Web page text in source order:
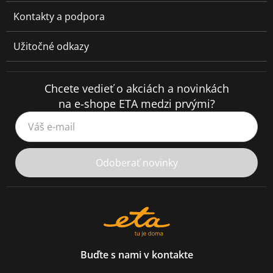
Kontakty a podpora
Užitočné odkazy
Chcete vedieť o akciách a novinkách
na e-shope ETA medzi prvými?
Váš e-mail
Odoberať novinky
Buďte s nami v kontakte